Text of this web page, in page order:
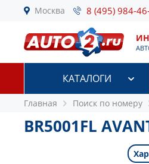
Москва 8 (495) 984-
КАТАЛОГИ
Главная Поиск по номеру
BR5001FL